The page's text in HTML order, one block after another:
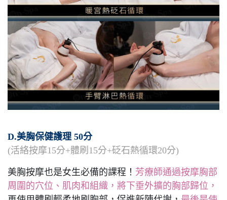
D.美胸保健護理 50分
(活絡按摩15分+體刷15分+砭石熱循環20分)
美胸按摩也是女生必備的課程！ 芳療師通過按摩胸部
周圍的穴位、肌肉和組織，將下垂外擴的胸部歸位，